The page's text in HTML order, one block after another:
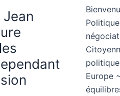
Jean
Europe